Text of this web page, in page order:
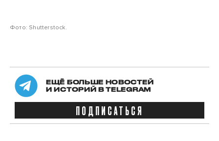
Фото: Shutterstock.
ЕЩЁ БОЛЬШЕ НОВОСТЕЙ
И ИСТОРИЙ В TELEGRAM
ПОДПИСАТЬСЯ